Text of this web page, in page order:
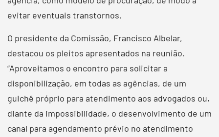
evitar eventuais transtornos.
O presidente da Comissão, Francisco Albelar,
destacou os pleitos apresentados na reunião.
“Aproveitamos o encontro para solicitar a
disponibilização, em todas as agências, de um
guichê próprio para atendimento aos advogados ou,
diante da impossibilidade, o desenvolvimento de um
canal para agendamento prévio no atendimento